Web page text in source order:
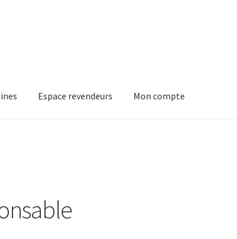
Espace revendeurs Mon compte